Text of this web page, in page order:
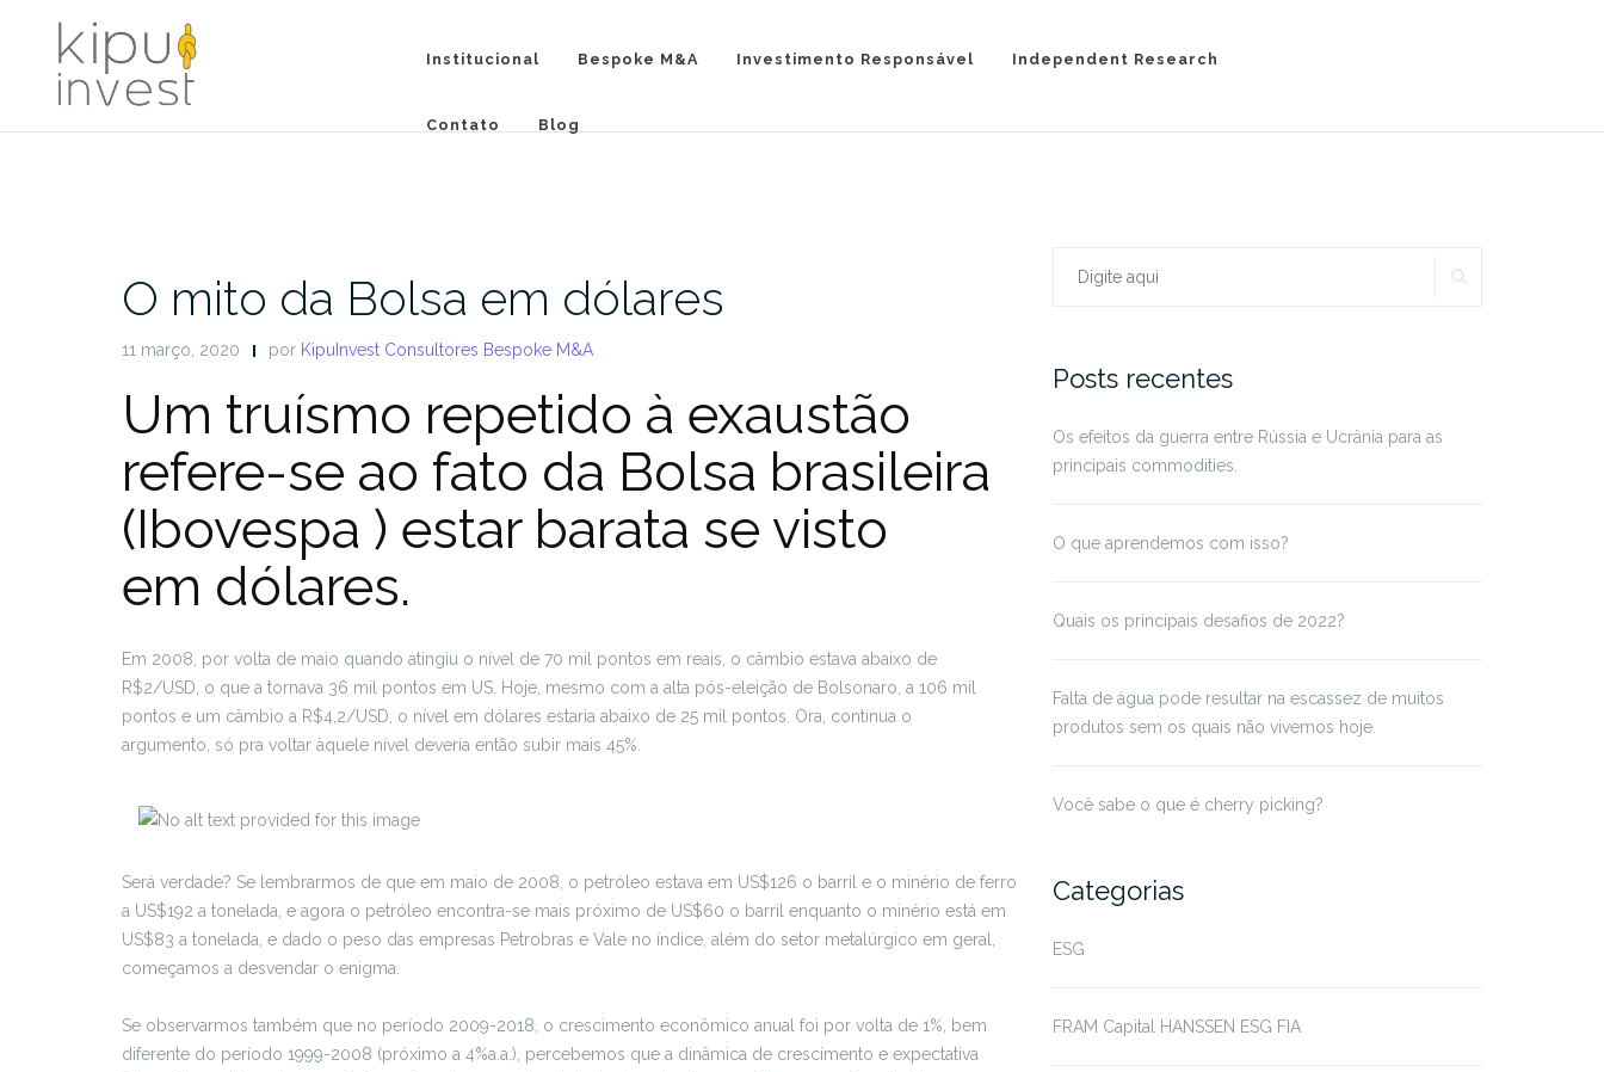
conteúdo
Institucional Bespoke M&A Investimento Responsável Independent Research
Contato Blog
O mito da Bolsa em dólares
11 março, 2020 por KipuInvest Consultores Bespoke M&A
Um truísmo repetido à exaustão
refere-se ao fato da Bolsa brasileira
(Ibovespa ) estar barata se visto
em dólares.
Em 2008, por volta de maio quando atingiu o nível de 70 mil pontos em reais, o câmbio estava abaixo de
R$2/USD, o que a tornava 36 mil pontos em US. Hoje, mesmo com a alta pós-eleição de Bolsonaro, a 106 mil
pontos e um câmbio a R$4,2/USD, o nível em dólares estaria abaixo de 25 mil pontos. Ora, continua o
argumento, só pra voltar àquele nível deveria então subir mais 45%.
Será verdade? Se lembrarmos de que em maio de 2008, o petróleo estava em US$126 o barril e o minério de ferro
a US$192 a tonelada, e agora o petróleo encontra-se mais próximo de US$60 o barril enquanto o minério está em
US$83 a tonelada, e dado o peso das empresas Petrobras e Vale no índice, além do setor metalúrgico em geral,
começamos a desvendar o enigma.
Se observarmos também que no período 2009-2018, o crescimento econômico anual foi por volta de 1%, bem
diferente do período 1999-2008 (próximo a 4%a.a.), percebemos que a dinâmica de crescimento e expectativa
Procurar:
Posts recentes
Os efeitos da guerra entre Rússia e Ucrânia para as
principais commodities.
O que aprendemos com isso?
Quais os principais desafios de 2022?
Falta de água pode resultar na escassez de muitos
produtos sem os quais não vivemos hoje.
Você sabe o que é cherry picking?
Categorias
ESG
FRAM Capital HANSSEN ESG FIA